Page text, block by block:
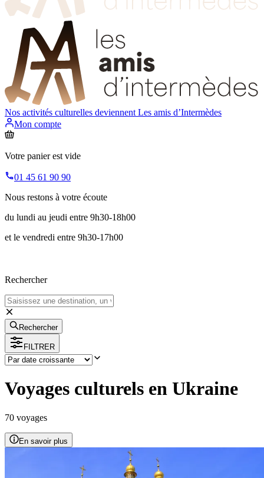
Nos activités culturelles deviennent Les amis d’Intermèdes
Mon compte
Votre panier est vide
01 45 61 90 90
Nous restons à votre écoute
du lundi au jeudi entre 9h30-18h00
et le vendredi entre 9h30-17h00
Rechercher
Rechercher
FILTRER
Voyages culturels en Ukraine
70 voyages
En savoir plus